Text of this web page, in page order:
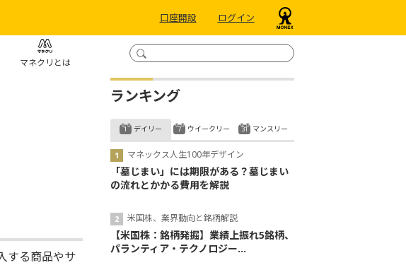
口座開設 ログイン
マネクリとは
する商品やサ
ランキング
デイリー
マネックス人生100年デザイン
「墓じまい」には期限がある？墓じまい
の流れとかかる費用を解説
米国株、業界動向と銘柄解説
【米国株：銘柄発掘】業績上振れ5銘柄、
パランティア・テクノロジー...
ウイークリー マンスリー